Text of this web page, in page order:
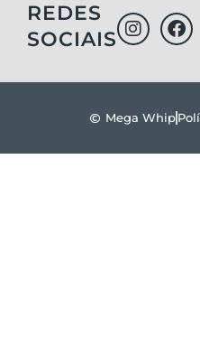
REDES
SOCIAIS
Mega Whip